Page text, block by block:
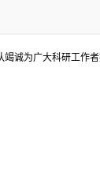
诚为广大科研工作